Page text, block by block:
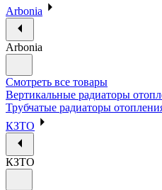
Arbonia
Arbonia
Смотреть все товары
Вертикальные радиаторы
Трубчатые радиаторы
КЗТО
КЗТО